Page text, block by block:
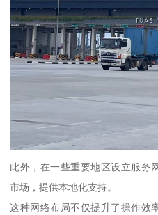
此外，在一些重要地区设立服务
市场，提供本地化支持。
这种网络布局不仅提升了操作效